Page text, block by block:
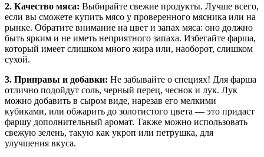
2. Качество мяса: Выбирайте свежие продукты. Лучше всего,
если вы сможете купить мясо у проверенного мясника или на
рынке. Обратите внимание на цвет и запах мяса: оно должно
быть ярким и не иметь неприятного запаха. Избегайте фарша,
который имеет слишком много жира или, наоборот, слишком
сухой.
3. Приправы и добавки: Не забывайте о специях! Для фарша
отлично подойдут соль, черный перец, чеснок и лук. Лук
можно добавить в сыром виде, нарезав его мелкими
кубиками, или обжарить до золотистого цвета — это придаст
фаршу дополнительный аромат. Также можно использовать
свежую зелень, такую как укроп или петрушка, для
улучшения вкуса.